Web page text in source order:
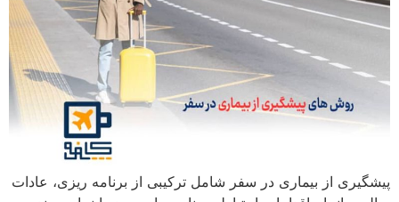
پیشگیری از بیماری در سفر شامل ترکیبی از برنامه ریزی، عادات